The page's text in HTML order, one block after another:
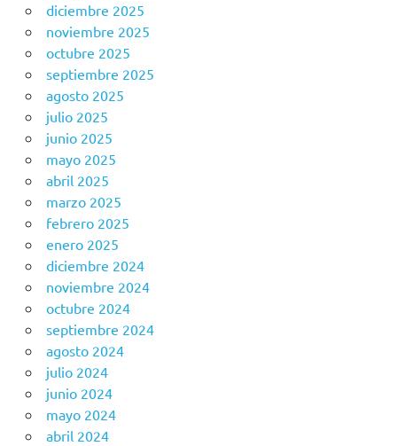
diciembre 2025
noviembre 2025
octubre 2025
septiembre 2025
agosto 2025
julio 2025
junio 2025
mayo 2025
abril 2025
marzo 2025
febrero 2025
enero 2025
diciembre 2024
noviembre 2024
octubre 2024
septiembre 2024
agosto 2024
julio 2024
junio 2024
mayo 2024
abril 2024